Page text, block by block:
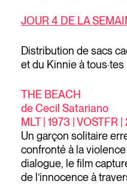
JOUR 4 DE LA
Distribution de sacs
et du Kinnie à tous·tes
THE BEACH
de Cecil Satariano
MLT | 1973 | VOSTFR
Un garçon solitaire
confronté à la
dialogue, le film
de l’innocence à